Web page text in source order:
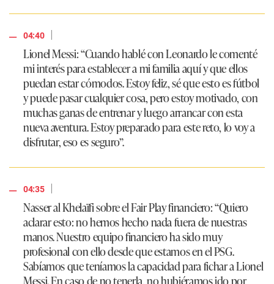
04:40
|
Lionel Messi: “Cuando hablé con Leonardo le comenté
mi interés para establecer a mi familia aquí y que ellos
puedan estar cómodos. Estoy feliz, sé que esto es fútbol
y puede pasar cualquier cosa, pero estoy motivado, con
muchas ganas de entrenar y luego arrancar con esta
nueva aventura. Estoy preparado para este reto, lo voy a
disfrutar, eso es seguro”.
04:35
|
Nasser al Khelaïfi sobre el Fair Play financiero: “Quiero
aclarar esto: no hemos hecho nada fuera de nuestras
manos. Nuestro equipo financiero ha sido muy
profesional con ello desde que estamos en el PSG.
Sabíamos que teníamos la capacidad para fichar a Lionel
Messi. En caso de no tenerla, no hubiéramos ido por